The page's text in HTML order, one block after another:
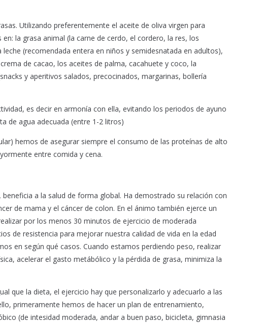
Utilizando preferentemente el aceite de oliva virgen para
la grasa animal (la carne de cerdo, el cordero, la res, los
(recomendada entera en niños y semidesnatada en adultos),
de cacao, los aceites de palma, cacahuete y coco, la
y aperitivos salados, precocinados, margarinas, bollería
es decir en armonía con ella, evitando los periodos de ayuno
de agua adecuada (entre 1-2 litros)
hemos de asegurar siempre el consumo de las proteínas de alto
entre comida y cena.
a la salud de forma global. Ha demostrado su relación con
de mama y el cáncer de colon. En el ánimo también ejerce un
por los menos 30 minutos de ejercicio de moderada
de resistencia para mejorar nuestra calidad de vida en la edad
en según qué casos. Cuando estamos perdiendo peso, realizar
acelerar el gasto metábólico y la pérdida de grasa, minimiza la
que la dieta, el ejercicio hay que personalizarlo y adecuarlo a las
primeramente hemos de hacer un plan de entrenamiento,
(de intesidad moderada, andar a buen paso, bicicleta, gimnasia